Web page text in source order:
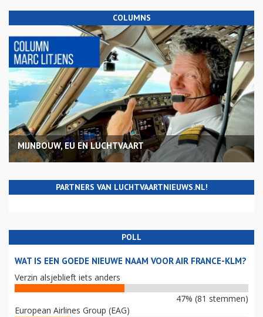
COLUMNS
MIJNBOUW, EU EN LUCHTVAART
PARTNERS VAN LUCHTVAARTNIEUWS.NL!
POLL
WAT IS EEN GOEDE NIEUWE NAAM VOOR AIR FRANCE-KLM?
Verzin alsjeblieft iets anders
47% (81 stemmen)
European Airlines Group (EAG)